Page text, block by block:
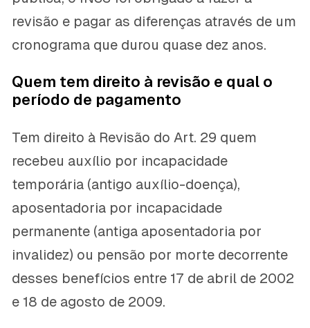
revisão e pagar as diferenças através de um
cronograma que durou quase dez anos.
Quem tem direito à revisão e qual o
período de pagamento
Tem direito à Revisão do Art. 29 quem
recebeu auxílio por incapacidade
temporária (antigo auxílio-doença),
aposentadoria por incapacidade
permanente (antiga aposentadoria por
invalidez) ou pensão por morte decorrente
desses benefícios entre 17 de abril de 2002
e 18 de agosto de 2009.